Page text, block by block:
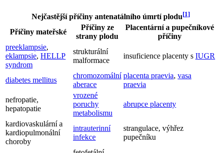
Nejčastější příčiny antenatálního úmrtí plodu[1]
Příčiny mateřské
Příčiny ze
strany plodu
Placentární a pupečníkové
příčiny
preeklampsie,
eklampsie, HELLP
syndrom
strukturální
malformace
insuficience placenty s IUGR
diabetes mellitus
chromozomální
aberace
placenta praevia, vasa
praevia
nefropatie,
hepatopatie
vrozené
poruchy
metabolismu
abrupce placenty
kardiovaskulární a
kardiopulmonální
choroby
intrauterinní
infekce
strangulace, výhřez
pupečníku